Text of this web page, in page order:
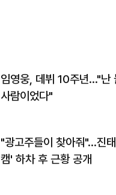
임영웅, 데뷔 10주년…"난
사람이었다"
"광고주들이 찾아줘"…진
캠' 하차 후 근황 공개